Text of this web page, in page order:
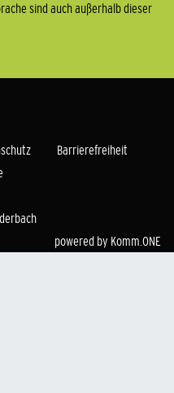
sind auch außerhalb dieser
Barrierefreiheit
powered by Komm.ONE